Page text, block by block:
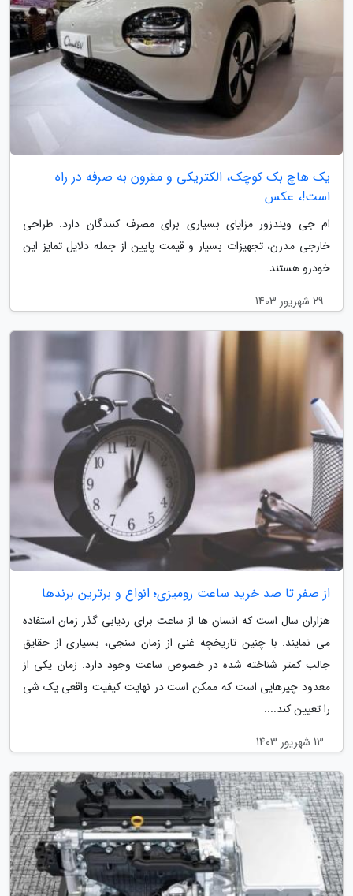
یک هاچ بک کوچک، الکتریکی و مقرون به صرفه در راه
است!، عکس
ام جی ویندزور مزایای بسیاری برای مصرف کنندگان دارد. طراحی
خارجی مدرن، تجهیزات بسیار و قیمت پایین از جمله دلایل تمایز این
خودرو هستند.
29 شهریور 1403
از صفر تا صد خرید ساعت رومیزی؛ انواع و برترین برندها
هزاران سال است که انسان ها از ساعت برای ردیابی گذر زمان استفاده
می نمایند. با چنین تاریخچه غنی از زمان سنجی، بسیاری از حقایق
جالب کمتر شناخته شده در خصوص ساعت وجود دارد. زمان یکی از
معدود چیزهایی است که ممکن است در نهایت کیفیت واقعی یک شی
را تعیین کند....
13 شهریور 1403